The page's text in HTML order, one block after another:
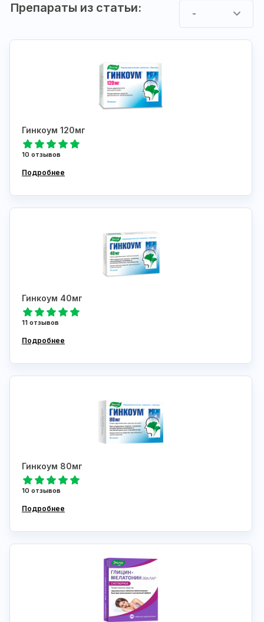
Препараты из статьи: -
Гинкоум 120мг
10 отзывов
Подробнее
Гинкоум 40мг
11 отзывов
Подробнее
Гинкоум 80мг
10 отзывов
Подробнее